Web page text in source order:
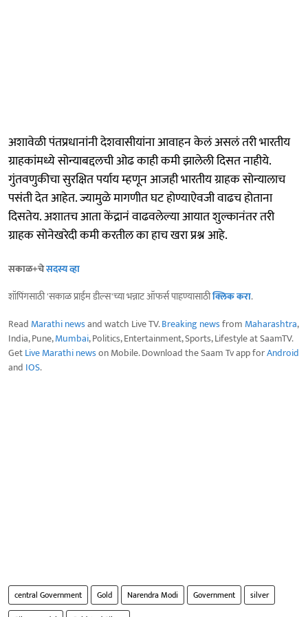
अशावेळी पंतप्रधानांनी देशवासीयांना आवाहन केलं असलं तरी भारतीय
ग्राहकांमध्ये सोन्याबद्दलची ओढ काही कमी झालेली दिसत नाहीये.
गुंतवणुकीचा सुरक्षित पर्याय म्हणून आजही भारतीय ग्राहक सोन्यालाच
पसंती देत आहेत. ज्यामुळे मागणीत घट होण्याऐवजी वाढच होताना
दिसतेय. अशातच आता केंद्रानं वाढवलेल्या आयात शुल्कानंतर तरी
ग्राहक सोनेखरेदी कमी करतील का हाच खरा प्रश्न आहे.
सकाळ+चेसदस्य व्हा
शॉपिंगसाठी 'सकाळ प्राईम डील्स'च्या भन्नाट ऑफर्स पाहण्यासाठीक्लिक करा.
Read Marathi newsand watch Live TV.Breaking newsfrom Maharashtra,
India, Pune,Mumbai, Politics, Entertainment, Sports, Lifestyle at SaamTV.
GetLive Marathi newson Mobile. Download the Saam Tv app forAndroid
and IOS.
central Government Gold Narendra Modi Government
silver